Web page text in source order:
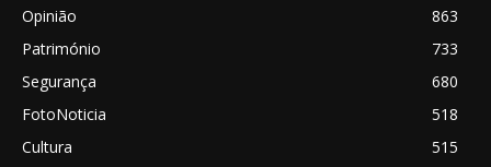
Opinião
863
Património
733
Segurança
680
FotoNoticia
518
Cultura
515